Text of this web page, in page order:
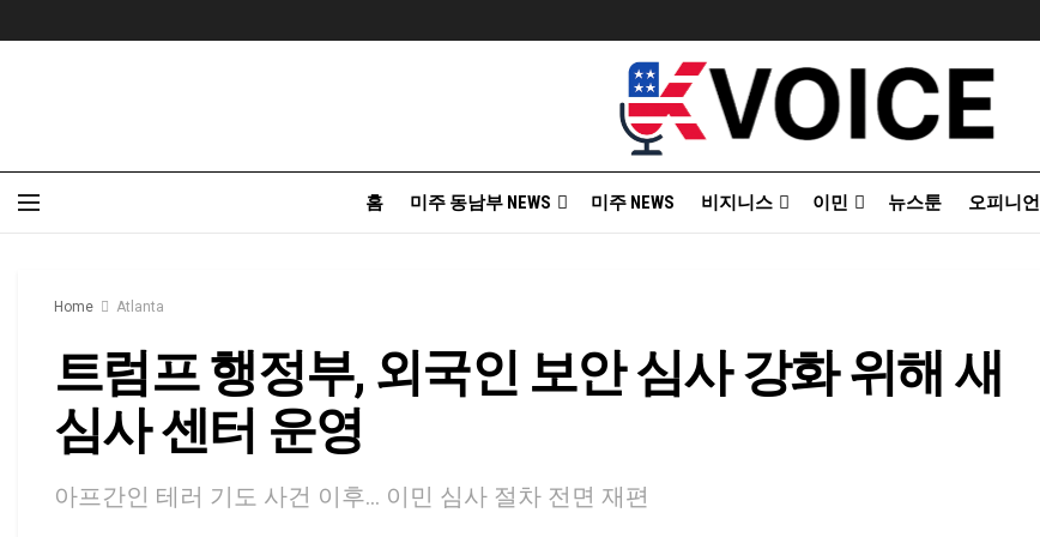
홈 미주 동남부 NEWS 미주 NEWS 비지니스 이민 뉴스툰 오피니언
Home Atlanta
트럼프 행정부, 외국인 보안 심사 강화 위해 새
심사 센터 운영
아프간인 테러 기도 사건 이후… 이민 심사 절차 전면 재편